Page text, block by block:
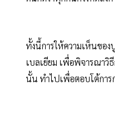
ทั้งนี้การให้ความเห็นขอ
เบลเยียม เพื่อพิจารณาวิ
นั้น ทำไปเพื่อตอบโต้การ